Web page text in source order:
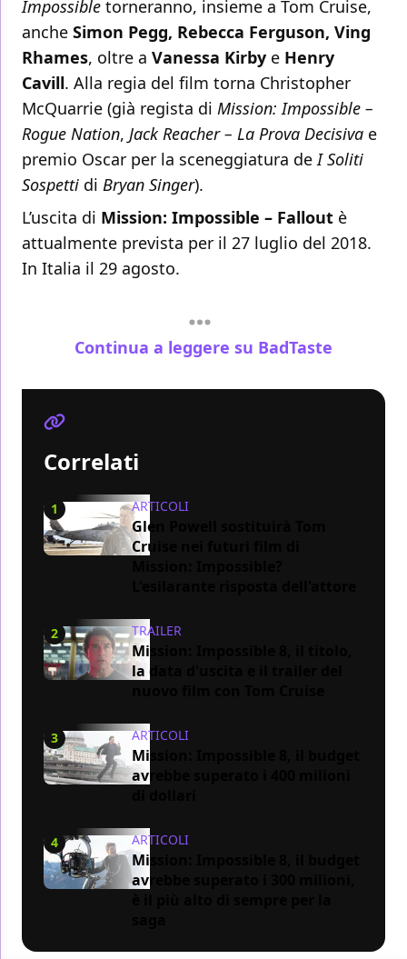
Impossible torneranno, insieme a Tom Cruise,
anche Simon Pegg, Rebecca Ferguson, Ving
Rhames, oltre a Vanessa Kirby e Henry
Cavill. Alla regia del film torna Christopher
McQuarrie (già regista di Mission: Impossible –
Rogue Nation, Jack Reacher – La Prova Decisiva e
premio Oscar per la sceneggiatura de I Soliti
Sospetti di Bryan Singer).
L’uscita di Mission: Impossible – Fallout è
attualmente prevista per il 27 luglio del 2018.
In Italia il 29 agosto.
Continua a leggere su BadTaste
Correlati
1 ARTICOLI
Glen Powell sostituirà Tom
Cruise nei futuri film di
2 TRAILER
Mission: Impossible 8, il titolo,
la data d'uscita e il trailer del
3 ARTICOLI
Mission: Impossible 8, il budget
avrebbe superato i 400 milioni
4 ARTICOLI
Mission: Impossible 8, il budget
avrebbe superato i 300 milioni,